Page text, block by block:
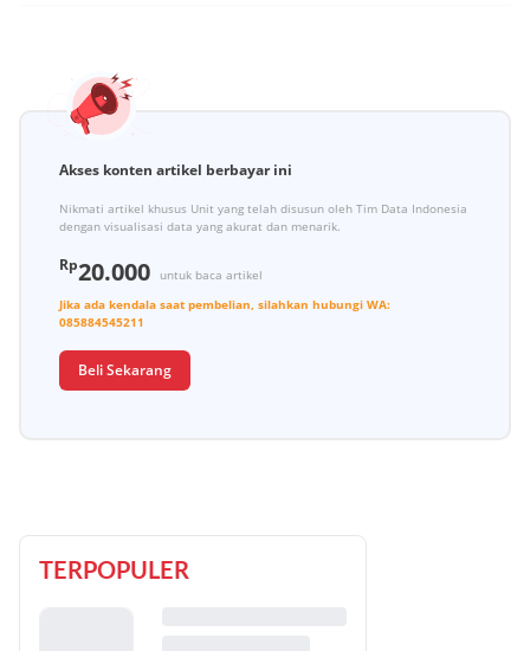
Akses konten artikel berbayar ini
Nikmati artikel khusus Unit yang telah disusun oleh Tim Data Indonesia
dengan visualisasi data yang akurat dan menarik.
Rp20.000
untuk baca artikel
Jika ada kendala saat pembelian, silahkan hubungi WA:
085884545211
Beli Sekarang
TERPOPULER